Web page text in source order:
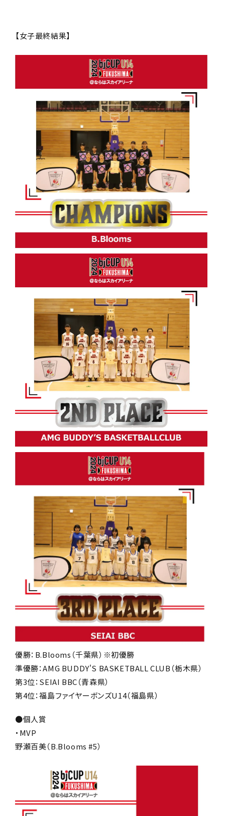
【女子最終結果】
優勝：B.Blooms（千葉県）※初優勝
準優勝：AMG BUDDY'S BASKETBALL CLUB（栃木県）
第3位：SEIAI BBC（青森県）
第4位：福島ファイヤーボンズU14（福島県）
●個人賞
・MVP
野瀬百美（B.Blooms #5）